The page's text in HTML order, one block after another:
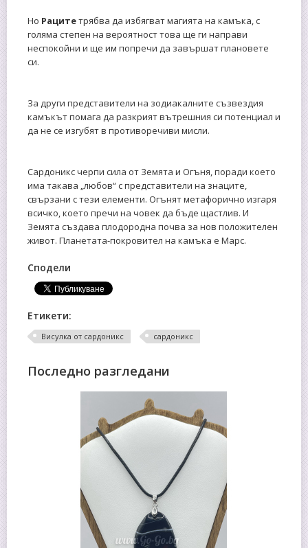
Но Рацитетрябва да избягват магията на камъка, с
голяма степен на вероятност това ще ги направи
неспокойни и ще им попречи да завършат плановете
си.
За други представители на зодиакалните съзвездия
камъкът помага да разкрият вътрешния си потенциал и
да не се изгубят в противоречиви мисли.
Сардоникс черпи сила от Земята и Огъня, поради което
има такава „любов“ с представители на знаците,
свързани с тези елементи. Огънят метафорично изгаря
всичко, което пречи на човек да бъде щастлив. И
Земята създава плодородна почва за нов положителен
живот. Планетата-покровител на камъка е Марс.
Сподели
Етикети:
Висулка от сардоникс сардоникс
Последно разгледани